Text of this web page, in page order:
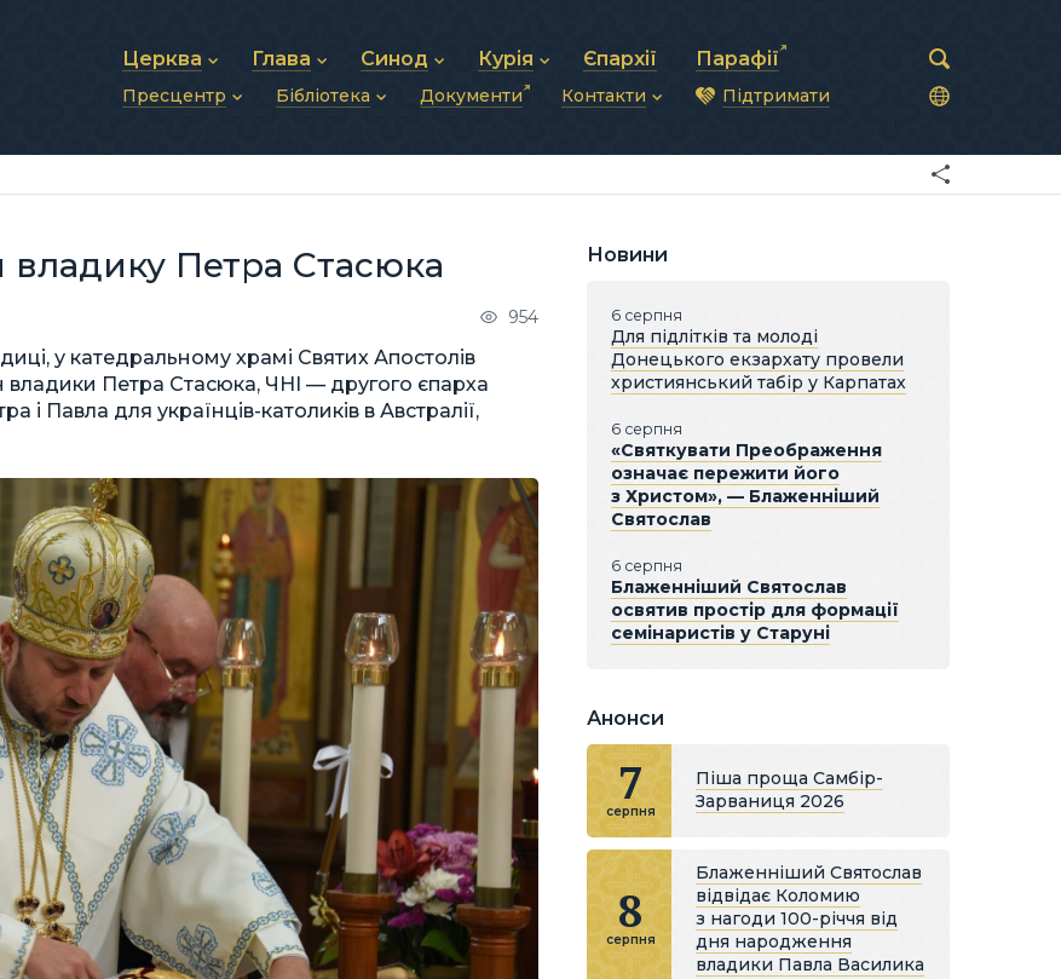
Церква
Про УГКЦ
Структура УГКЦ
Глава
Блаженніший Святослав
Фотографії
Синод
Синод Єпископів
Митрополичі Синоди
Курія
Душпастирська рада
Зв’язки та комунікації
Єпархії Парафії
Пресцентр
Публікації
Фото та відео
Бібліотека
Молитви
Документи Контакти
Синоди Єпископів
Патріарша курія
Підтримати
Петра Стасюка
954
у катедральному храмі Святих Апостолів
владики Петра Стасюка, ЧНІ — другого єпарха
і Павла для українців-католиків в Австралії,
Новини
6 серпня
Для підлітків та молоді
Донецького екзархату провели
християнський табір у Карпатах
6 серпня
«Святкувати Преображення
означає пережити його
з Христом», — Блаженніший
Святослав
6 серпня
Блаженніший Святослав
освятив простір для формації
семінаристів у Старуні
Анонси
7
серпня
Піша проща Самбір-
Зарваниця 2026
8
серпня
Блаженніший Святослав
відвідає Коломию
з нагоди 100-річчя від
дня народження
владики Павла Василика